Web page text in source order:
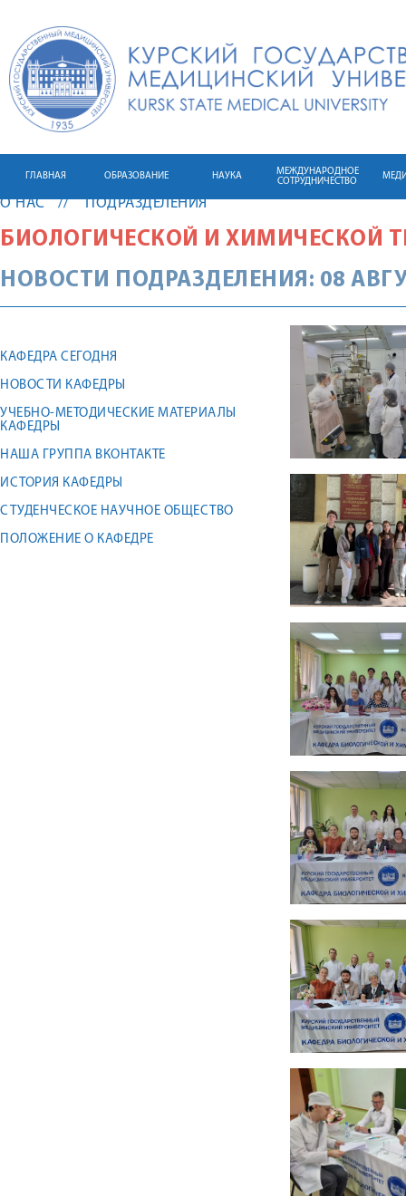
ГЛАВНАЯ ОБРАЗОВАНИЕ НАУКА
МЕЖДУНАРОДНОЕ
СОТРУДНИЧЕСТВО
О НАС ПОДРАЗДЕЛЕНИЯ
БИОЛОГИЧЕСКОЙ И ХИМИЧЕСКОЙ
НОВОСТИ ПОДРАЗДЕЛЕНИЯ: 08
КАФЕДРА СЕГОДНЯ
НОВОСТИ КАФЕДРЫ
УЧЕБНО-МЕТОДИЧЕСКИЕ МАТЕРИАЛЫ
КАФЕДРЫ
НАША ГРУППА ВКОНТАКТЕ
ИСТОРИЯ КАФЕДРЫ
СТУДЕНЧЕСКОЕ НАУЧНОЕ ОБЩЕСТВО
ПОЛОЖЕНИЕ О КАФЕДРЕ